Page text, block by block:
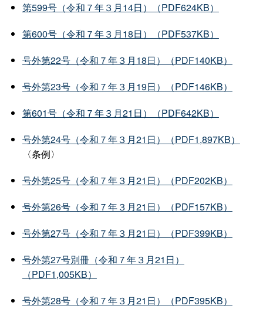
第599号（令和７年３月14日）（PDF624KB）
第600号（令和７年３月18日）（PDF537KB）
号外第22号（令和７年３月18日）（PDF140KB）
号外第23号（令和７年３月19日）（PDF146KB）
第601号（令和７年３月21日）（PDF642KB）
号外第24号（令和７年３月21日）（PDF1,897KB）
〈条例〉
号外第25号（令和７年３月21日）（PDF202KB）
号外第26号（令和７年３月21日）（PDF157KB）
号外第27号（令和７年３月21日）（PDF399KB）
号外第27号別冊（令和７年３月21日）
（PDF1,005KB）
号外第28号（令和７年３月21日）（PDF395KB）